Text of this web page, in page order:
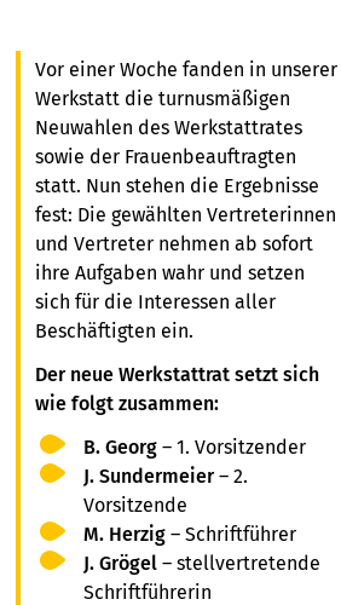
Vor einer Woche fanden in unserer
Werkstatt die turnusmäßigen
Neuwahlen des Werkstattrates
sowie der Frauenbeauftragten
statt. Nun stehen die Ergebnisse
fest: Die gewählten Vertreterinnen
und Vertreter nehmen ab sofort
ihre Aufgaben wahr und setzen
sich für die Interessen aller
Beschäftigten ein.
Der neue Werkstattrat setzt sich
wie folgt zusammen:
B. Georg – 1. Vorsitzender
J. Sundermeier– 2.
Vorsitzende
M. Herzig – Schriftführer
J. Grögel – stellvertretende
Schriftführerin